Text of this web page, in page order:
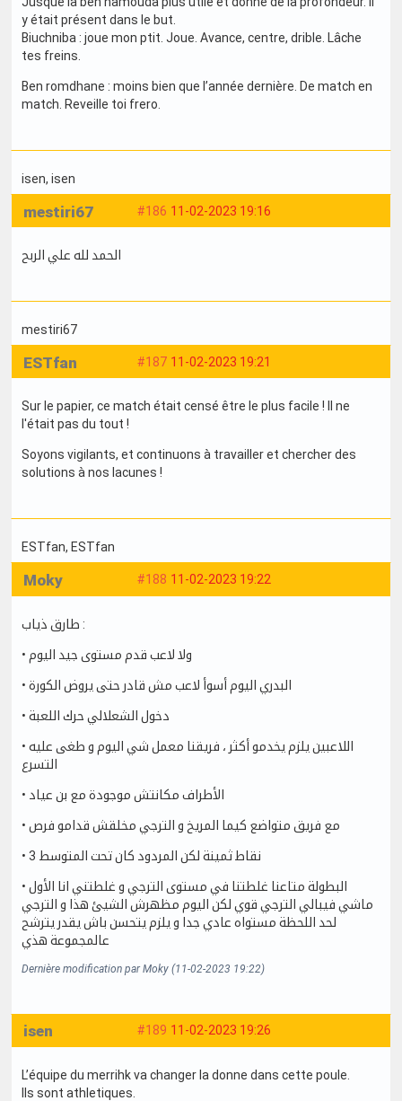
y était présent dans le but.
Biuchniba : joue mon ptit. Joue. Avance, centre, drible. Lâche
tes freins.
Ben romdhane : moins bien que l’année dernière. De match en
match. Reveille toi frero.
isen, isen
#186 11-02-2023 19:16
mestiri67
الحمد لله علي الربح
mestiri67
#187 11-02-2023 19:21
ESTfan
Sur le papier, ce match était censé être le plus facile ! Il ne
l'était pas du tout !
Soyons vigilants, et continuons à travailler et chercher des
solutions à nos lacunes !
ESTfan, ESTfan
#188 11-02-2023 19:22
Moky
طارق ذياب :
• ولا لاعب قدم مستوى جيد اليوم
• البدري اليوم أسوأ لاعب مش قادر حتى يروض الكورة
• دخول الشعلالي حرك اللعبة
• اللاعبين يلزم يخدمو أكثر ، فريقنا معمل شي اليوم و طغى عليه
التسرع
• الأطراف مكانتش موجودة مع بن عياد
• مع فريق متواضع كيما المريخ و الترجي مخلقش قدامو فرص
• 3 نقاط ثمينة لكن المردود كان تحت المتوسط
• البطولة متاعنا غلطتنا في مستوى الترجي و غلطتني انا الأول
ماشي فيبالي الترجي قوي لكن اليوم مظهرش الشيئ هذا و الترجي
لحد اللحظة مستواه عادي جدا و يلزم يتحسن باش يقدر يترشح
عالمجموعة هذي
Dernière modification par Moky (11-02-2023 19:22)
#189 11-02-2023 19:26
isen
L’équipe du merrihk va changer la donne dans cette poule.
Ils sont athletiques.